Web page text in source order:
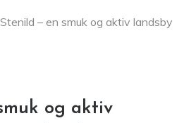
Stenild – en smuk og aktiv landsby
og aktiv